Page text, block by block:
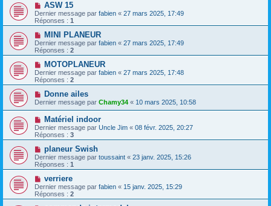
ASW 15
Dernier message par fabien « 27 mars 2025, 17:49
Réponses : 1
MINI PLANEUR
Dernier message par fabien « 27 mars 2025, 17:49
Réponses : 2
MOTOPLANEUR
Dernier message par fabien « 27 mars 2025, 17:48
Réponses : 2
Donne ailes
Dernier message par Chamy34 « 10 mars 2025, 10:58
Matériel indoor
Dernier message par Uncle Jim « 08 févr. 2025, 20:27
Réponses : 3
planeur Swish
Dernier message par toussaint « 23 janv. 2025, 15:26
Réponses : 1
verriere
Dernier message par fabien « 15 janv. 2025, 15:29
Réponses : 2